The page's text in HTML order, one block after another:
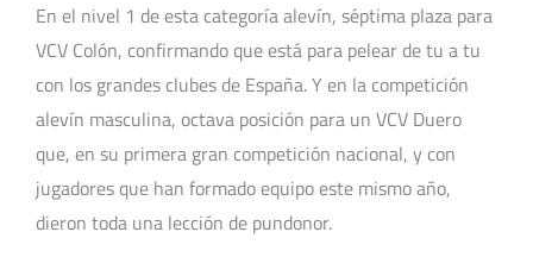
En el nivel 1 de esta categoría alevín, séptima plaza para
VCV Colón, confirmando que está para pelear de tu a tu
con los grandes clubes de España. Y en la competición
alevín masculina, octava posición para un VCV Duero
que, en su primera gran competición nacional, y con
jugadores que han formado equipo este mismo año,
dieron toda una lección de pundonor.